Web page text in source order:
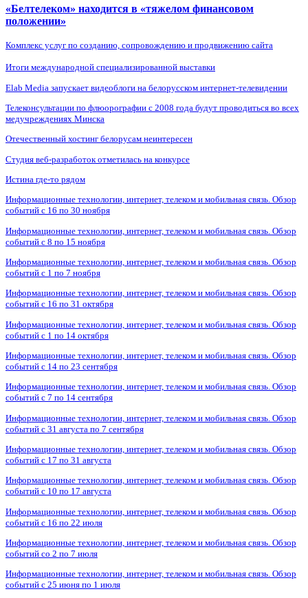
«Белтелеком» находится в «тяжелом финансовом
положении»
Комплекс услуг по созданию, сопровождению и продвижению сайта
Итоги международной специализированной выставки
Elab Media запускает видеоблоги на белорусском интернет-телевидении
Телеконсультации по флюорографии с 2008 года будут проводиться во всех
медучреждениях Минска
Отечественный хостинг белорусам неинтересен
Студия веб-разработок отметилась на конкурсе
Истина где-то рядом
Информационные технологии, интернет, телеком и мобильная связь. Обзор
событий с 16 по 30 ноября
Информационные технологии, интернет, телеком и мобильная связь. Обзор
событий с 8 по 15 ноября
Информационные технологии, интернет, телеком и мобильная связь. Обзор
событий с 1 по 7 ноября
Информационные технологии, интернет, телеком и мобильная связь. Обзор
событий с 16 по 31 октября
Информационные технологии, интернет, телеком и мобильная связь. Обзор
событий с 1 по 14 октября
Информационные технологии, интернет, телеком и мобильная связь. Обзор
событий с 14 по 23 сентября
Информационные технологии, интернет, телеком и мобильная связь. Обзор
событий с 7 по 14 сентября
Информационные технологии, интернет, телеком и мобильная связь. Обзор
событий с 31 августа по 7 сентября
Информационные технологии, интернет, телеком и мобильная связь. Обзор
событий с 17 по 31 августа
Информационные технологии, интернет, телеком и мобильная связь. Обзор
событий с 10 по 17 августа
Информационные технологии, интернет, телеком и мобильная связь. Обзор
событий с 16 по 22 июля
Информационные технологии, интернет, телеком и мобильная связь. Обзор
событий со 2 по 7 июля
Информационные технологии, интернет, телеком и мобильная связь. Обзор
событий с 25 июня по 1 июля